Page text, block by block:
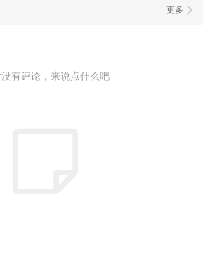
更多
有评论，来说点什么吧